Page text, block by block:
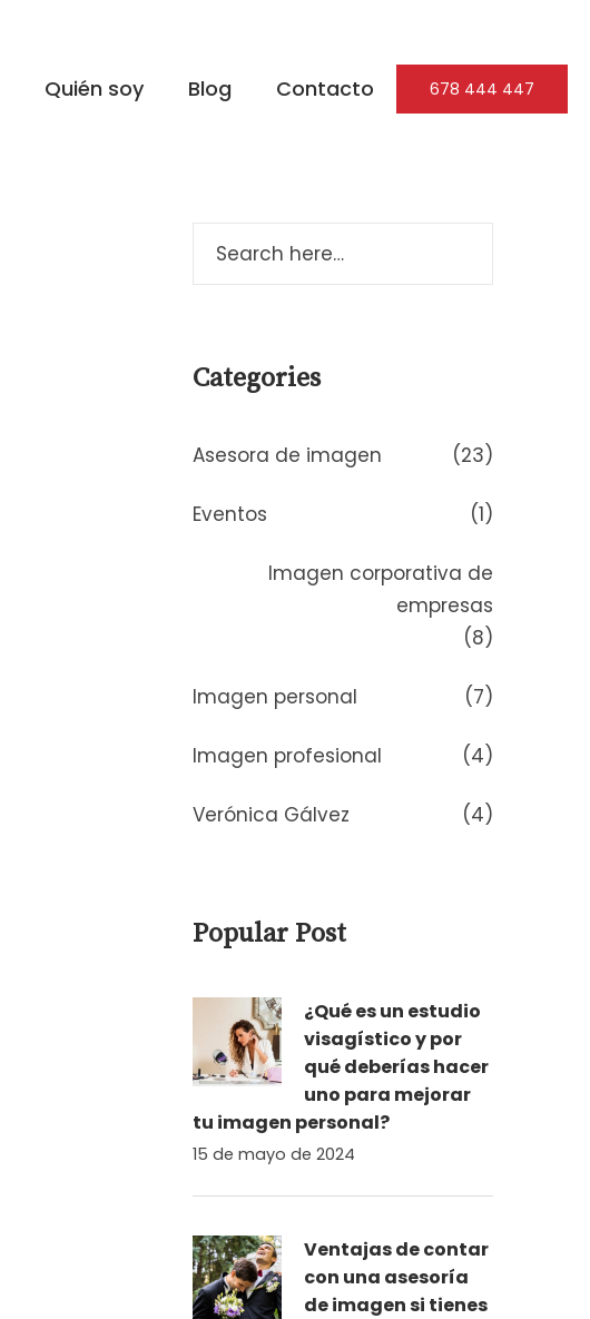
Quién soy Blog Contacto 678 444 447
Categories
Asesora de imagen (23)
Eventos (1)
Imagen corporativa de
empresas
(8)
Imagen personal (7)
Imagen profesional (4)
Verónica Gálvez (4)
Popular Post
¿Qué es un estudio
visagístico y por
qué deberías hacer
uno para mejorar
tu imagen personal?
15 de mayo de 2024
Ventajas de contar
con una asesoría
de imagen si tienes